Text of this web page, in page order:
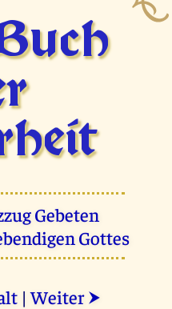
Gebeten
Gottes
|Weiter ⮞